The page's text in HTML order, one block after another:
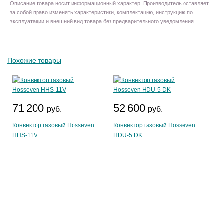
Описание товара носит информационный характер. Производитель оставляет
за собой право изменять характеристики, комплектацию, инструкцию по
эксплуатации и внешний вид товара без предварительного уведомления.
Похожие товары
71 200 руб.
Конвектор газовый Hosseven
HHS-11V
52 600 руб.
Конвектор газовый Hosseven
HDU-5 DK